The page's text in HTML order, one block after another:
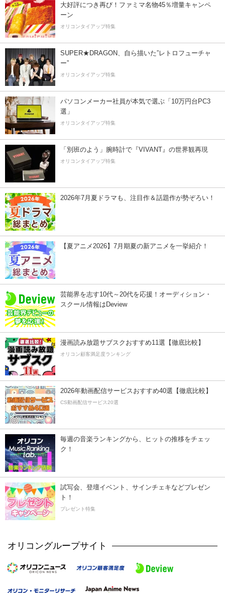
大好評につき再び！ファミマ名物45％増量キャンペ
ーン
オリコンタイアップ特集
SUPER★DRAGON、自ら描いた”レトロフューチャ
ー”
オリコンタイアップ特集
パソコンメーカー社員が本気で選ぶ「10万円台PC3
選」
オリコンタイアップ特集
「別班のよう」腕時計で『VIVANT』の世界観再現
オリコンタイアップ特集
2026年7月夏ドラマも、注目作＆話題作が勢ぞろい！
【夏アニメ2026】7月期夏の新アニメを一挙紹介！
芸能界を志す10代～20代を応援！オーディション・
スクール情報はDeview
漫画読み放題サブスクおすすめ11選【徹底比較】
オリコン顧客満足度ランキング
2026年動画配信サービスおすすめ40選【徹底比較】
CS動画配信サービス20選
毎週の音楽ランキングから、ヒットの推移をチェッ
ク！
試写会、登壇イベント、サインチェキなどプレゼン
ト！
プレゼント特集
オリコングループサイト